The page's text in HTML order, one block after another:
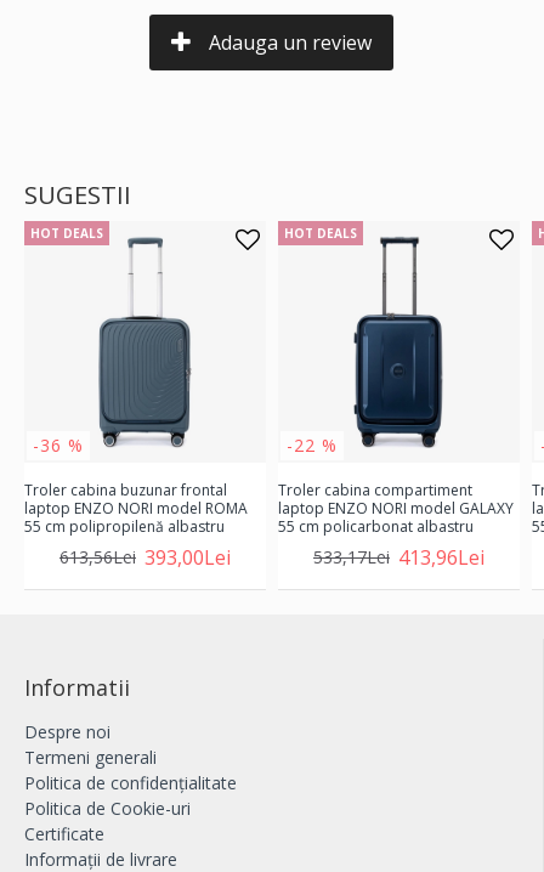
Adauga un review
SUGESTII
HOT DEALS
-36 %
Troler cabina buzunar frontal
laptop ENZO NORI model ROMA
55 cm polipropilenă albastru
393,00Lei
613,56Lei
HOT DEALS
-22 %
Troler cabina compartiment
laptop ENZO NORI model GALAXY
55 cm policarbonat albastru
413,96Lei
533,17Lei
Informatii
Despre noi
Termeni generali
Politica de confidențialitate
Politica de Cookie-uri
Certificate
Informații de livrare